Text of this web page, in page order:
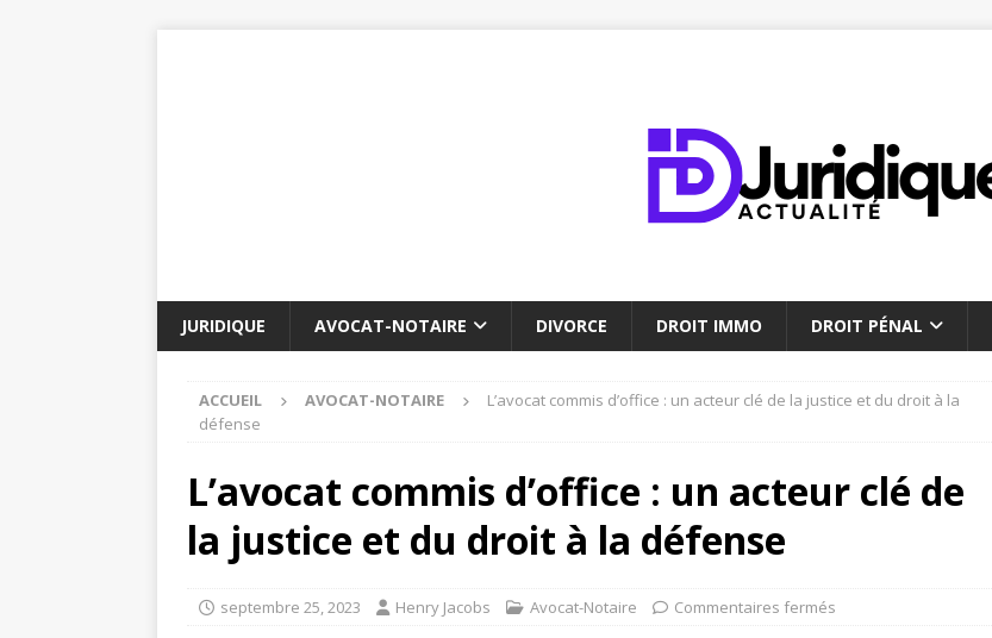
JURIDIQUE AVOCAT-NOTAIRE DIVORCE DROIT IMMO DROIT PÉNAL
ACCUEIL AVOCAT-NOTAIRE
L’avocat commis d’office : un acteur clé de la justice et du droit à la
défense
L’avocat commis d’office : un acteur clé de
la justice et du droit à la défense
septembre 25, 2023 Henry Jacobs Avocat-Notaire Commentaires fermés